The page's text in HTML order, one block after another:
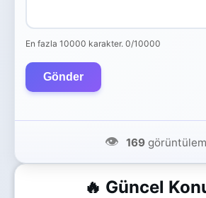
🔥 Güncel
En fazla 10000 karakter. 0/10000
Gönder
👁️ 169